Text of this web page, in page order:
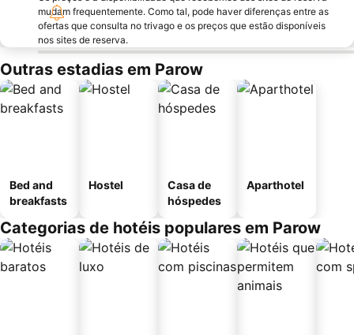
mudam frequentemente. Como tal, pode haver diferenças entre as
ofertas que consulta no trivago e os preços que estão disponíveis
nos sites de reserva.
Outras estadias em Parow
Bed and
breakfasts
Hostel
Casa de
hóspedes
Aparthotel
Categorias de hotéis populares em Parow